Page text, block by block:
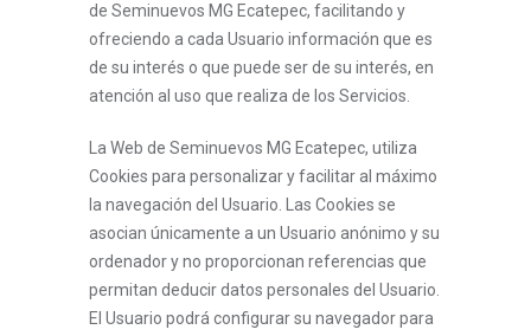
de Seminuevos MG Ecatepec, facilitando y
ofreciendo a cada Usuario información que es
de su interés o que puede ser de su interés, en
atención al uso que realiza de los Servicios.
La Web de Seminuevos MG Ecatepec, utiliza
Cookies para personalizar y facilitar al máximo
la navegación del Usuario. Las Cookies se
asocian únicamente a un Usuario anónimo y su
ordenador y no proporcionan referencias que
permitan deducir datos personales del Usuario.
El Usuario podrá configurar su navegador para